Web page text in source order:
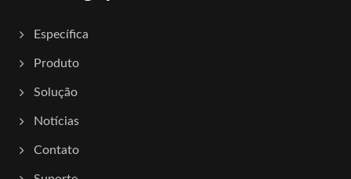
Específica
Produto
Solução
Notícias
Contato